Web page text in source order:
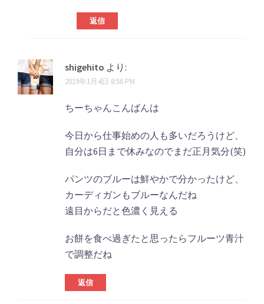
返信
shigehito より:
2019年1月4日 8:56 PM
ちーちゃんこんばんは
今日から仕事始めの人も多いだろうけど、
自分は6日まで休みなのでまだ正月気分(笑)
パンツのブルーは鮮やかで分かったけど、
カーディガンもブルーなんだね
遠目からだと色濃く見える
お餅を食べ過ぎたと思ったらフルーツ青汁
で調整だね
返信